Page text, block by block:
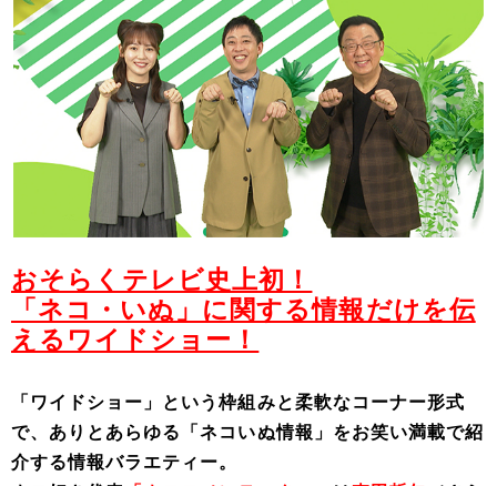
おそらくテレビ史上初！
「ネコ・いぬ」に関する情報だけを伝
えるワイドショー！
「ワイドショー」という枠組みと柔軟なコーナー形式
で、ありとあらゆる「ネコいぬ情報」をお笑い満載で紹
介する情報バラエティー。